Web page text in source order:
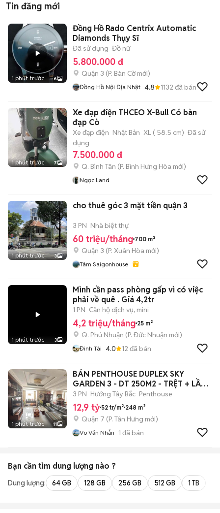
Tin đăng mới
1 phút trước 6
Đồng Hồ Rado Centrix Automatic
Diamonds Thụy Sĩ
Đã sử dụng Đồ nữ
5.800.000 đ
Quận 3 (P. Bàn Cờmới)
Đồng Hồ Nội Địa Nhật 4.8 1132 đã bán
1 phút trước 7
Xe đạp điện THCEO X-Bull Có bàn
đạp Cò
Xe đạp điện Nhật Bản XL ( 58.5 cm) Đã sử
dụng
7.500.000 đ
Q. Bình Tân (P. Bình Hưng Hòa mới)
Ngọc Land
1 phút trước 3
cho thuê góc 3 mặt tiền quận 3
3 PN Nhà biệt thự
60 triệu/tháng 700 m²
Quận 3 (P. Xuân Hòa mới)
Tâm Saigonhouse
1 phút trước 3
Mình cần pass phòng gấp vì có việc
phải về quê . Giá 4,2tr
1 PN Căn hộ dịch vụ, mini
4,2 triệu/tháng 25 m²
Q. Phú Nhuận (P. Đức Nhuận mới)
Đinh Tài 4.0 12 đã bán
1 phút trước 11
BÁN PENTHOUSE DUPLEX SKY
GARDEN 3 - DT 250M2 - TRỆT + LẦU
+ ST
3 PN Hướng Tây Bắc Penthouse
12,9 tỷ 52 tr/m² 248 m²
Quận 7 (P. Tân Hưng mới)
Võ Văn Nhẫn 1 đã bán
Bạn cần tìm dung lượng nào ?
Dung lượng: 64 GB 128 GB 256 GB 512 GB 1 TB